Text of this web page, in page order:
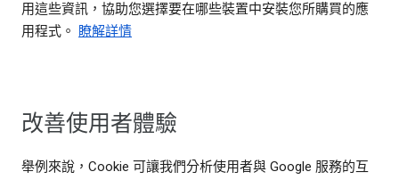
用這些資訊，協助您選擇要在哪些裝置中安裝您所購買的應
用程式。
瞭解詳情
改善使用者體驗
舉例來說，Cookie 可讓我們分析使用者與 Google 服務的互